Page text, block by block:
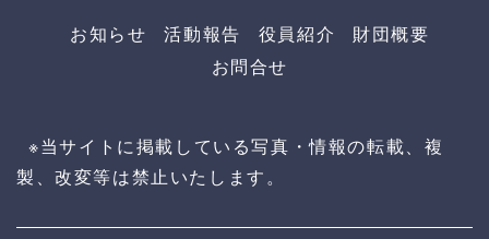
お知らせ 活動報告 役員紹介
財団概要
お問合せ
※当サイトに掲載している写真・情報の転載、複
製、改変等は禁止いたします。